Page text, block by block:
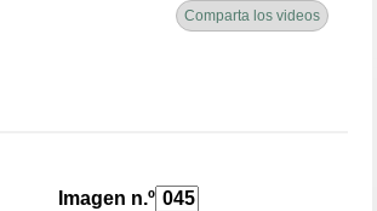
Comparta los videos
Imagen n.º